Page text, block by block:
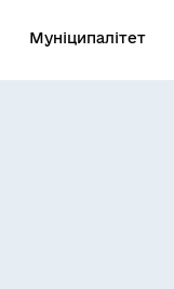
Муніципалітет